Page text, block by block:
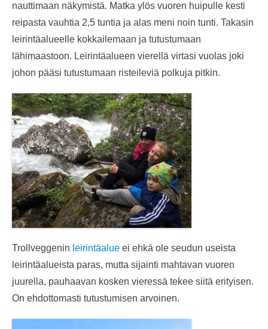
nauttimaan näkymistä. Matka ylös vuoren huipulle kesti
reipasta vauhtia 2,5 tuntia ja alas meni noin tunti. Takasin
leirintäalueelle kokkailemaan ja tutustumaan
lähimaastoon. Leirintäalueen vierellä virtasi vuolas joki
johon pääsi tutustumaan risteileviä polkuja pitkin.
Trollveggenin leirintäalue ei ehkä ole seudun useista
leirintäalueista paras, mutta sijainti mahtavan vuoren
juurella, pauhaavan kosken vieressä tekee siitä erityisen.
On ehdottomasti tutustumisen arvoinen.